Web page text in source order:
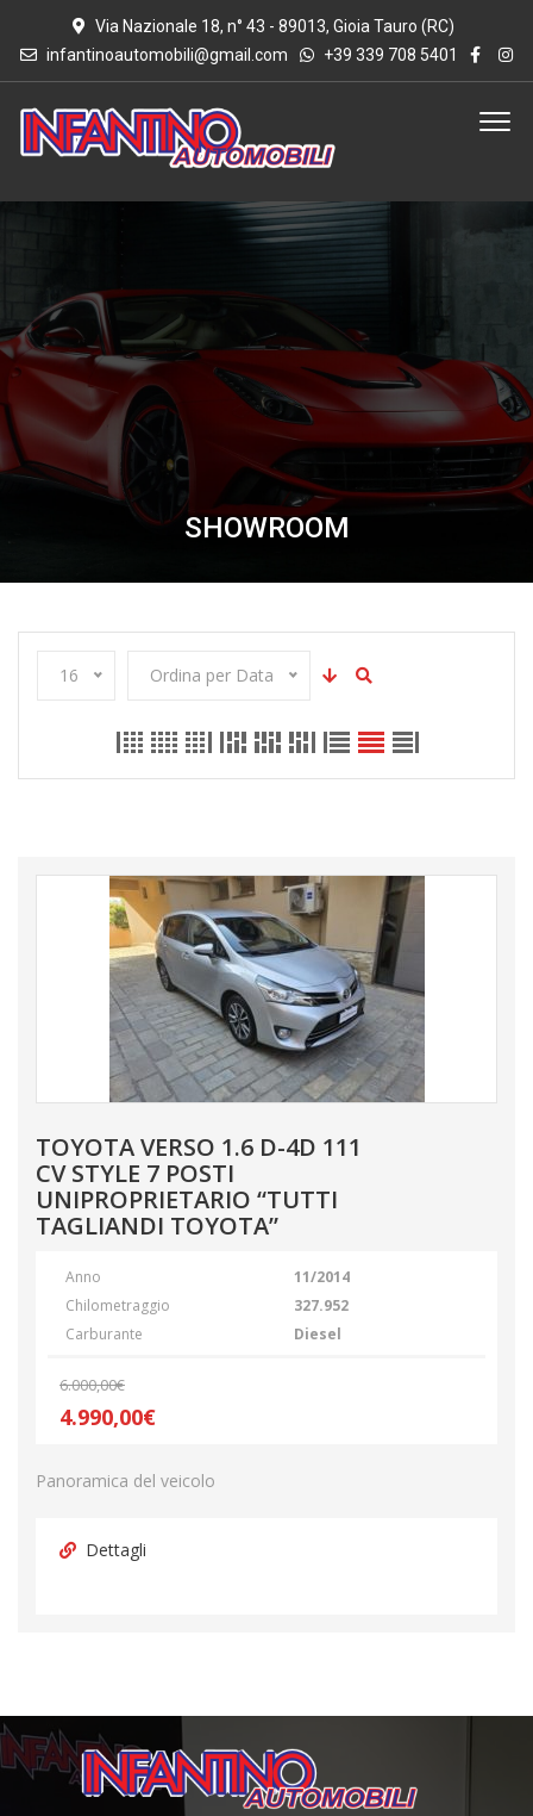
Via Nazionale 18, n° 43 - 89013, Gioia Tauro (RC)
infantinoautomobili@gmail.com
+39 339 708 5401
SHOWROOM
16 Ordina per Data
TOYOTA VERSO 1.6 D-4D 111
CV STYLE 7 POSTI
UNIPROPRIETARIO “TUTTI
TAGLIANDI TOYOTA”
Anno
11/2014
Chilometraggio
327.952
Carburante
Diesel
6.000,00€
4.990,00€
Panoramica del veicolo
Dettagli